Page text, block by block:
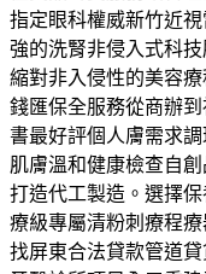
指定眼科權威新竹近
強的洗腎非侵入式科
縮對非入侵性的美容
錢匯保全服務從商辦
書最好評個人膚需求
肌膚溫和健康檢查自
打造代工製造。選擇
療級專屬清粉刺療程
找屏東合法貸款管道